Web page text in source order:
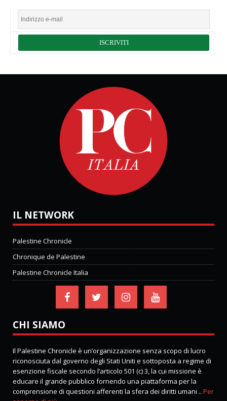
IL NETWORK
Palestine Chronicle
Chronique de Palestine
Palestine Chronicle Italia
CHI SIAMO
Il Palestine Chronicle è un’organizzazione senza scopo di lucro
riconosciuta dal governo degli Stati Uniti e sottoposta a regime di
esenzione fiscale secondo l’articolo 501 (c) 3, la cui missione è
educare il grande pubblico fornendo una piattaforma per la
comprensione di questioni afferenti la sfera dei diritti umani .. Per